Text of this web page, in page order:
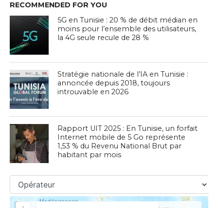
RECOMMENDED FOR YOU
5G en Tunisie : 20 % de débit médian en
moins pour l’ensemble des utilisateurs,
la 4G seule recule de 28 %
Stratégie nationale de l’IA en Tunisie :
annoncée depuis 2018, toujours
introuvable en 2026
Rapport UIT 2025 : En Tunisie, un forfait
Internet mobile de 5 Go représente
1,53 % du Revenu National Brut par
habitant par mois